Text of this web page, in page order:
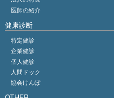
医師の紹介
健康診断
特定健診
企業健診
個人健診
人間ドック
協会けんぽ